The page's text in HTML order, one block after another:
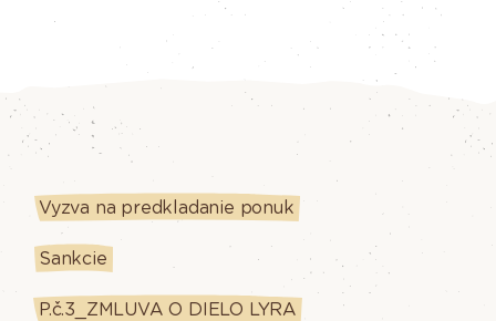
Vyzva na predkladanie ponuk
Sankcie
P.č.3_ZMLUVA O DIELO LYRA